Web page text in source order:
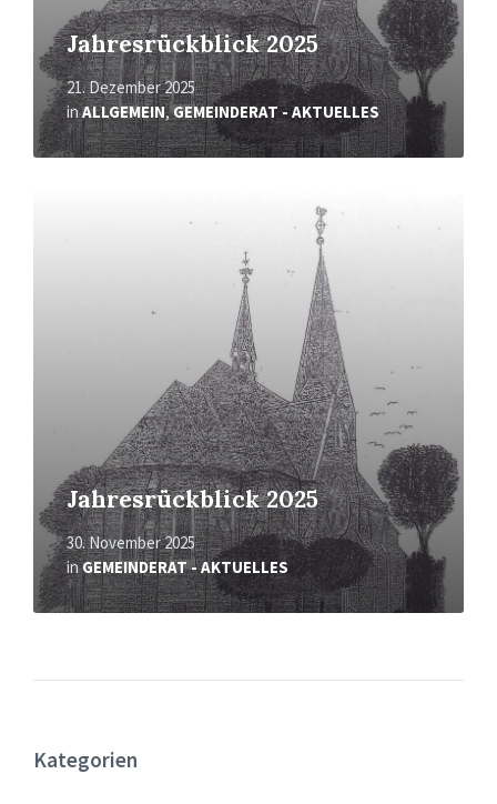
Jahresrückblick 2025
21. Dezember 2025
inALLGEMEIN,GEMEINDERAT - AKTUELLES
Jahresrückblick 2025
30. November 2025
inGEMEINDERAT - AKTUELLES
Kategorien